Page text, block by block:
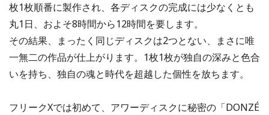
枚1枚順番に製作され、各ディスクの完成には少なくとも
丸1日、およそ8時間から12時間を要します。
その結果、まったく同じディスクは2つとない、まさに唯
一無二の作品が仕上がります。1枚1枚が独自の深みと色合
いを持ち、独自の魂と時代を超越した個性を放ちます。
フリークXでは初めて、アワーディスクに秘密の「DONZÉ